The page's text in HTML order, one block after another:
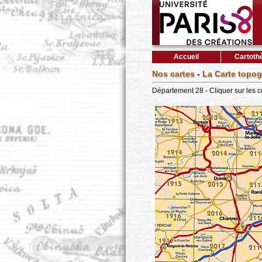
Accueil
Nos cartes- La Carte
Département 28 - Cliquer sur les